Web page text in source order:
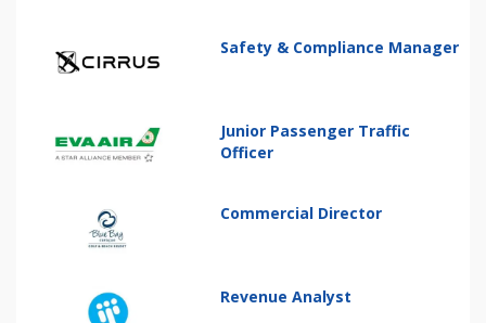
Safety & Compliance Manager
Junior Passenger Traffic
Officer
Commercial Director
Revenue Analyst